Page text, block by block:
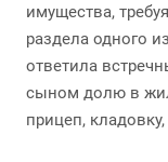
имущества,
раздела одного
ответила
сыном долю в
прицеп,